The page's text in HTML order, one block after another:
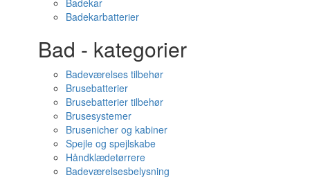
Badekar
Badekarbatterier
Bad - kategorier
Badeværelses tilbehør
Brusebatterier
Brusebatterier tilbehør
Brusesystemer
Brusenicher og kabiner
Spejle og spejlskabe
Håndklædetørrere
Badeværelsesbelysning